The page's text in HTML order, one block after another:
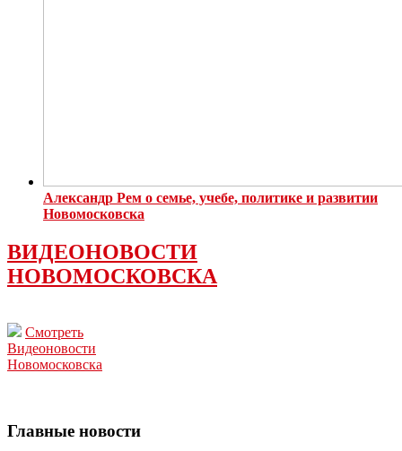
Александр Рем о семье, учебе, политике и развитии
Новомосковска
ВИДЕОНОВОСТИ
НОВОМОСКОВСКА
Смотреть
Видеоновости
Новомосковска
Главные новости